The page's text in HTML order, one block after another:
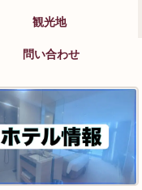
観光地
問い合わせ